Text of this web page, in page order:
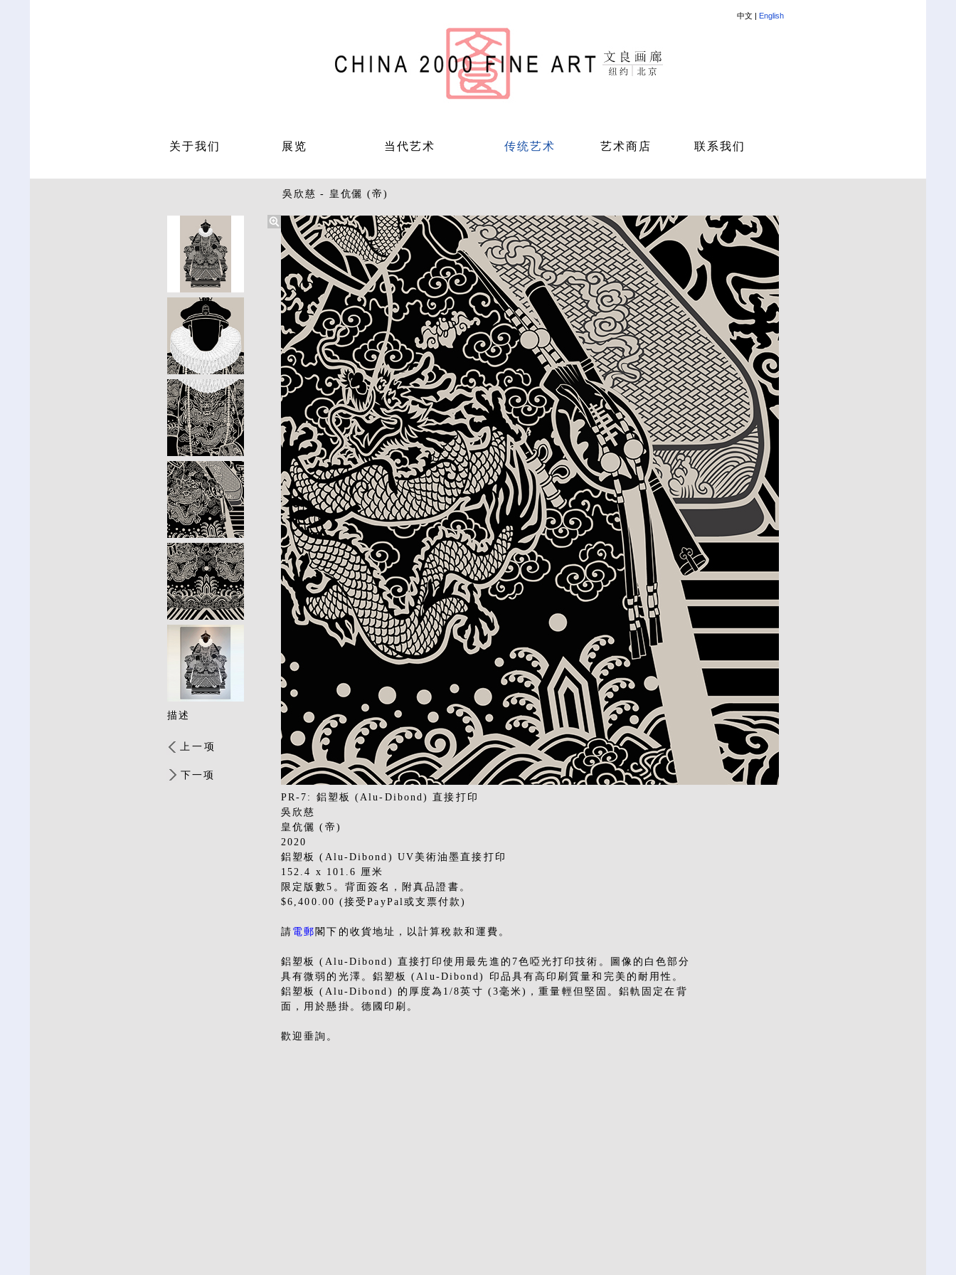
中文 | English
关于我们 展览 当代艺术 传统艺术 艺术商店 联系我们
吳欣慈 - 皇伉儷 (帝)
描述
上一项
下一项
PR-7: 鋁塑板 (Alu-Dibond) 直接打印
吳欣慈
皇伉儷 (帝)
2020
鋁塑板 (Alu-Dibond) UV美術油墨直接打印
152.4 x 101.6 厘米
限定版數5。背面簽名，附真品證書。
$6,400.00 (接受PayPal或支票付款)
請 電郵 閣下的收貨地址，以計算稅款和運費。
鋁塑板 (Alu-Dibond) 直接打印使用最先進的7色啞光打印技術。圖像的白色部分
具有微弱的光澤。鋁塑板 (Alu-Dibond) 印品具有高印刷質量和完美的耐用性。
鋁塑板 (Alu-Dibond) 的厚度為1/8英寸 (3毫米)，重量輕但堅固。鋁軌固定在背
面，用於懸掛。德國印刷。
歡迎垂詢。